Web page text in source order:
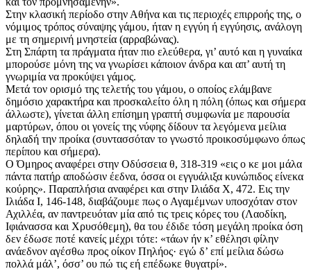
Στην κλασική περίοδο στην Αθήνα και τις περιοχές επιρροής της, ο
νόμιμος τρόπος σύναψης γάμου, ήταν η εγγύη ή εγγύησις, ανάλογη
με τη σημερινή μνηστεία (αρραβώνας).
Στη Σπάρτη τα πράγματα ήταν πιο ελεύθερα, γι’ αυτό και η γυναίκα
μπορούσε μόνη της να γνωρίσει κάποιον άνδρα και απ’ αυτή τη
γνωριμία να προκύψει γάμος.
Μετά τον ορισμό της τελετής του γάμου, ο οποίος ελάμβανε
δημόσιο χαρακτήρα και προσκαλείτο όλη η πόλη (όπως και σήμερα
άλλωστε), γίνεται άλλη επίσημη γραπτή συμφωνία με παρουσία
μαρτύρων, όπου οι γονείς της νύφης δίδουν τα λεγόμενα μείλια
δηλαδή την προίκα (συντασσόταν το γνωστό προικοσύμφωνο όπως
περίπου και σήμερα).
Ο Όμηρος αναφέρει στην Οδύσσεια θ, 318-319 «εις ο κε μοι μάλα
πάντα πατήρ αποδώσιν έεδνα, όσσα οι εγγυάλιξα κυνώπιδος είνεκα
κούρης». Παραπλήσια αναφέρει και στην Ιλιάδα Χ, 472. Εις την
Ιλιάδα Ι, 146-148, διαβάζουμε πως ο Αγαμέμνων υποσχόταν στον
Αχιλλέα, αν παντρευόταν μία από τις τρεις κόρες του (Λαοδίκη,
Ιφιάνασσα και Χρυσόθεμη), θα του έδιδε τόση μεγάλη προίκα όση
δεν έδωσε ποτέ κανείς μέχρι τότε: «τάων ήν κ’ εθέλησι φίλην
ανάεδνον αγέσθω προς οίκον Πηλήος· εγώ δ’ επί μείλια δώσω
πολλά μάλ’, όσσ’ ου πώ τις εή επέδωκε θυγατρί».